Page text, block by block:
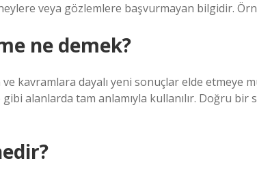
veya gözlemlere başvurmayan bilgidir.
ne demek?
kavramlara dayalı yeni sonuçlar elde etmeye
alanlarda tam anlamıyla kullanılır. Doğru